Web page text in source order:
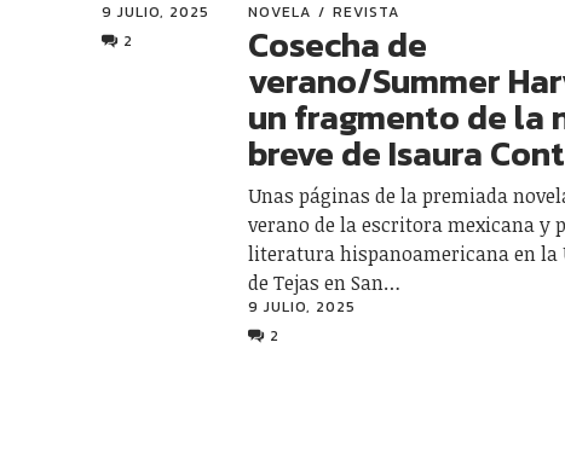
9 JULIO, 2025
2
NOVELA REVISTA
Cosecha de
verano/Summer
un fragmento de la
breve de Isaura
Unas páginas de la premiada
verano de la escritora mexicana y
literatura hispanoamericana en la
de Tejas en San…
9 JULIO, 2025
2